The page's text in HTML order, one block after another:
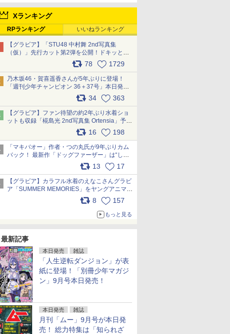
Xランキング
RPランキング いいねランキング
【グラビア】「STU48 中村舞 2nd写真集
（仮）」先行カット第2弾を公開！ドキッとす
るランジェリーカットなど新たな挑戦
78 1729
乃木坂46・賀喜遥香さんが5年ぶりに登場！
「週刊少年チャンピオン 36＋37号」本日発
売 pic.x.com/2Mo85ZlRvK
34 363
【グラビア】ファン待望の約2年ぶり水着ショ
ットも収録「椛島光 2nd写真集 Ortensia」予約
16 198
「マキバオー」作者・つの丸氏が9年ぶりカム
バック！ 最新作「ドッグファーザー」は“しゃ
べらない動物”とのリアルな暮らしを描く 「も
うこれ以上の幸せはない」……一緒に暮らす愛
犬たちへ… pic.x.com/hEr88DgVyD
13 17
【グラビア】カラフル水着のえなこさんグラビ
ア「SUMMER MEMORIES」をヤングアニマル
Webで公開中 pic.x.com/wdmmjZ7DnV
8 157
もっと見る
最新記事
本日発売 雑誌
「人生逆転ダンジョン」が表
紙に登場！「別冊少年マガジ
ン」9月号本日発売！
本日発売 雑誌
月刊「ムー」9月号が本日発
売！ 総力特集は「知られざ